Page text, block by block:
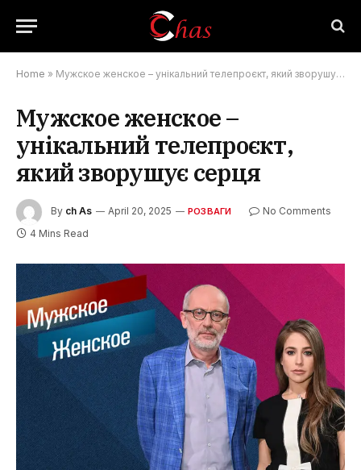
Home » Мужское женское – унікальний телепроєкт, який зворушує серця
Мужское женское –
унікальний телепроєкт,
який зворушує серця
By ch As April 20, 2025 РОЗВАГИ
No Comments
4 Mins Read